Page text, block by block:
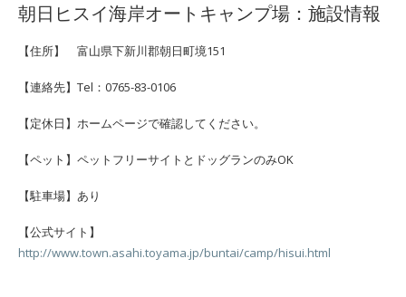
朝日ヒスイ海岸オートキャンプ場：施設情報
【住所】 富山県下新川郡朝日町境151
【連絡先】Tel：0765-83-0106
【定休日】ホームページで確認してください。
【ペット】ペットフリーサイトとドッグランのみOK
【駐車場】あり
【公式サイト】
http://www.town.asahi.toyama.jp/buntai/camp/hisui.html